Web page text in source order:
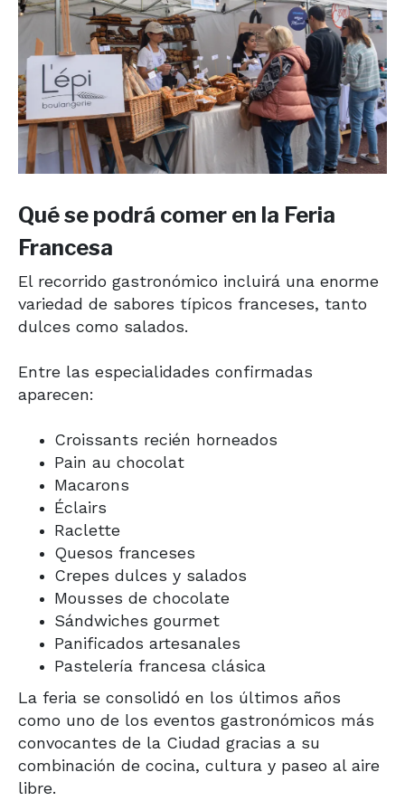
Qué se podrá comer en la Feria
Francesa
El recorrido gastronómico incluirá una enorme
variedad de sabores típicos franceses, tanto
dulces como salados.
Entre las especialidades confirmadas
aparecen:
Croissants recién horneados
Pain au chocolat
Macarons
Éclairs
Raclette
Quesos franceses
Crepes dulces y salados
Mousses de chocolate
Sándwiches gourmet
Panificados artesanales
Pastelería francesa clásica
La feria se consolidó en los últimos años
como uno de los eventos gastronómicos más
convocantes de la Ciudad gracias a su
combinación de cocina, cultura y paseo al aire
libre.